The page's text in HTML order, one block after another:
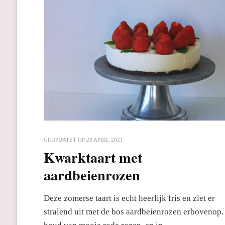
GEÜPDATET OP28 APRIL 2021
Kwarktaart met
aardbeienrozen
Deze zomerse taart is echt heerlijk fris en ziet er
stralend uit met de bos aardbeienrozen